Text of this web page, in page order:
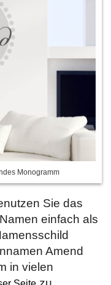
Monogramm
Sie das
einfach als
Amend
in vielen